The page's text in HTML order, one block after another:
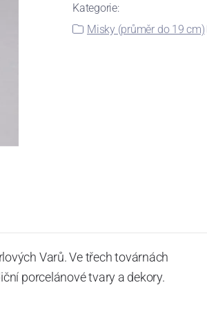
Kategorie:
Misky (průměr do 19 cm)
Varů. Ve třech továrnách
porcelánové tvary a dekory.